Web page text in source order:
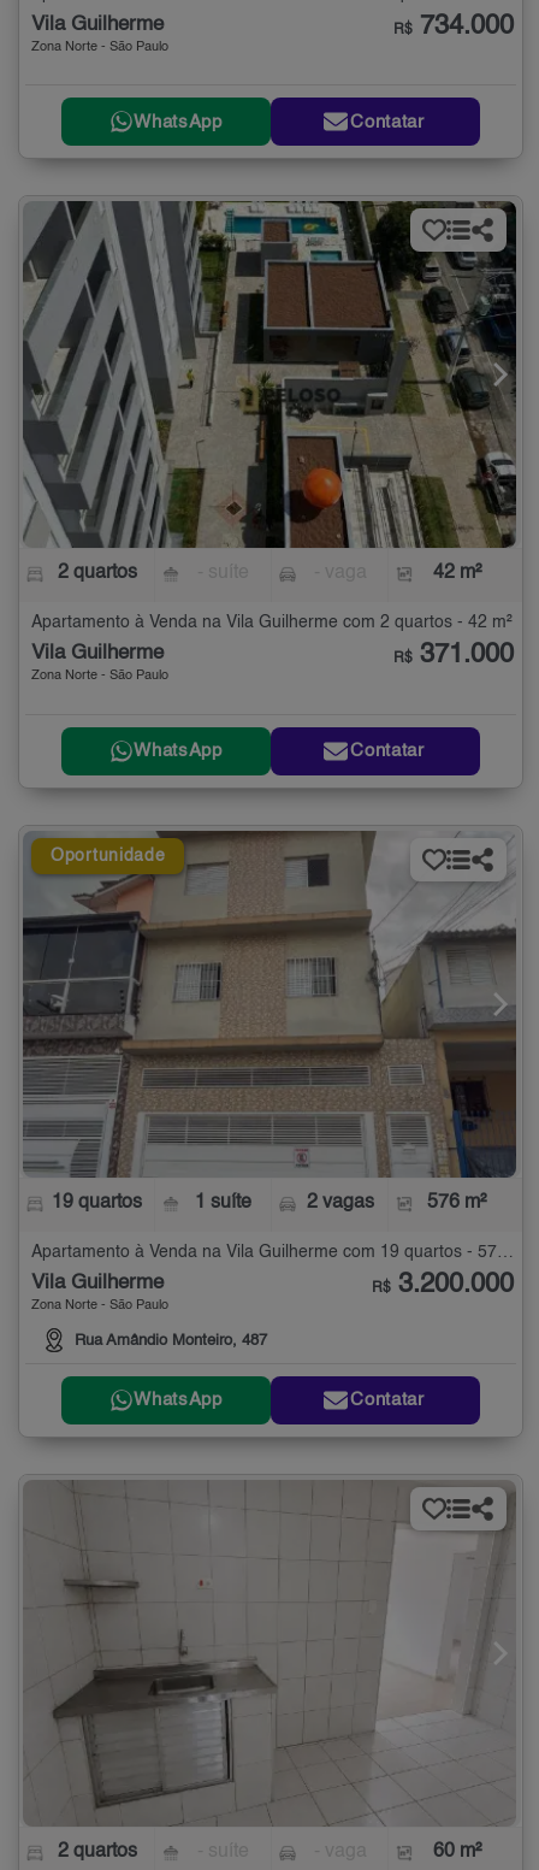
Vila Guilherme
Zona Norte - São Paulo
R$ 734.000
WhatsApp Contatar
2 quartos 42 m²
Apartamento à Venda na Vila Guilherme com 2 quartos - 42 m²
Vila Guilherme
Zona Norte - São Paulo
R$ 371.000
WhatsApp Contatar
Oportunidade
19 quartos 1 suíte 2 vagas 576 m²
Vila Guilherme
Zona Norte - São Paulo
Rua Amândio Monteiro, 487
R$ 3.200.000
WhatsApp Contatar
2 quartos 60 m²